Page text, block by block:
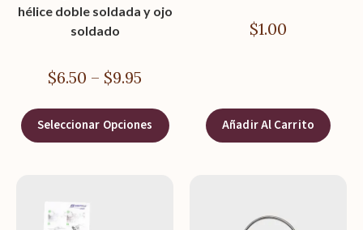
hélice doble soldada y ojo
soldado
$6.50 – $9.95
Seleccionar Opciones
$1.00
Añadir Al Carrito